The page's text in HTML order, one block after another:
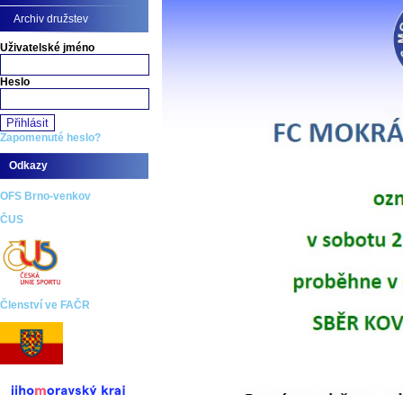
Archiv družstev
Uživatelské jméno
Heslo
Zapomenuté heslo?
Odkazy
OFS Brno-venkov
ČUS
Členství ve FAČR